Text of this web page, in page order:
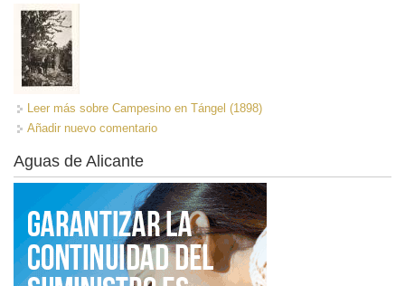
Leer más sobre Campesino en Tángel (1898)
Añadir nuevo comentario
Aguas de Alicante